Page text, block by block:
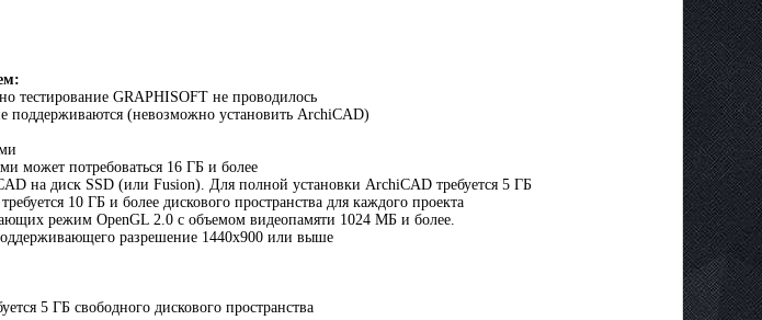
тестирование GRAPHISOFT не проводилось
(невозможно установить ArchiCAD)
может потребоваться 16 ГБ и более
на диск SSD (или Fusion). Для полной установки ArchiCAD требуется 5 ГБ
10 ГБ и более дискового пространства для каждого проекта
режим OpenGL 2.0 с объемом видеопамяти 1024 МБ и более.
разрешение 1440x900 или выше
5 ГБ свободного дискового пространства